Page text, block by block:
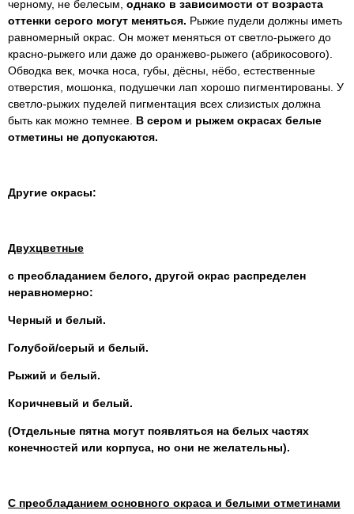
черному, не белесым, однако в зависимости от возраста
оттенки серого могут меняться. Рыжие пудели должны иметь
равномерный окрас. Он может меняться от светло-рыжего до
красно-рыжего или даже до оранжево-рыжего (абрикосового).
Обводка век, мочка носа, губы, дёсны, нёбо, естественные
отверстия, мошонка, подушечки лап хорошо пигментированы. У
светло-рыжих пуделей пигментация всех слизистых должна
быть как можно темнее. В сером и рыжем окрасах белые
отметины не допускаются.
Другие окрасы:
Двухцветные
с преобладанием белого, другой окрас распределен
неравномерно:
Черный и белый.
Голубой/серый и белый.
Рыжий и белый.
Коричневый и белый.
(Отдельные пятна могут появляться на белых частях
конечностей или корпуса, но они не желательны).
С преобладанием основного окраса и белыми отметинами